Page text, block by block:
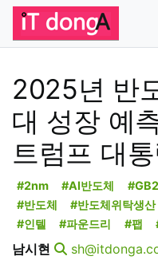
2025년 반
대 성장 예
트럼프 대
#2nm #AI반도체
#반도체
#반도체위탁생산
#인텔
#파운드리 #팹
남시현